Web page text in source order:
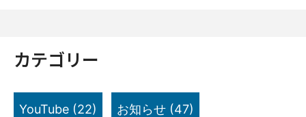
カテゴリー
YouTube (22) お知らせ (47)